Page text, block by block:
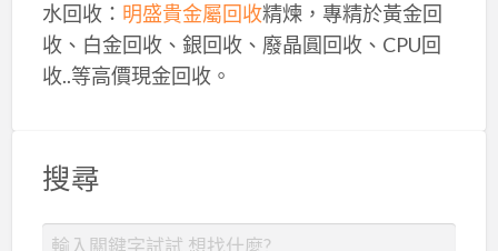
水回收： 明盛貴金屬回收精煉，專精於黃金回
收、白金回收、銀回收、廢晶圓回收、CPU回
收..等高價現金回收。
搜尋